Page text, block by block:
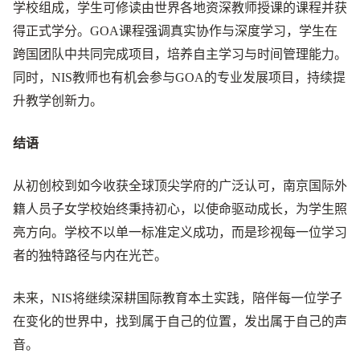
学校组成，学生可修读由世界各地资深教师授课的课程并获
得正式学分。GOA课程强调真实协作与深度学习，学生在
跨国团队中共同完成项目，培养自主学习与时间管理能力。
同时，NIS教师也有机会参与GOA的专业发展项目，持续提
升教学创新力。
结语
从初创校到如今收获全球顶尖学府的广泛认可，南京国际外
籍人员子女学校始终秉持初心，以使命驱动成长，为学生照
亮方向。学校不以单一标准定义成功，而是珍视每一位学习
者的独特路径与内在光芒。
未来，NIS将继续深耕国际教育本土实践，陪伴每一位学子
在变化的世界中，找到属于自己的位置，发出属于自己的声
音。